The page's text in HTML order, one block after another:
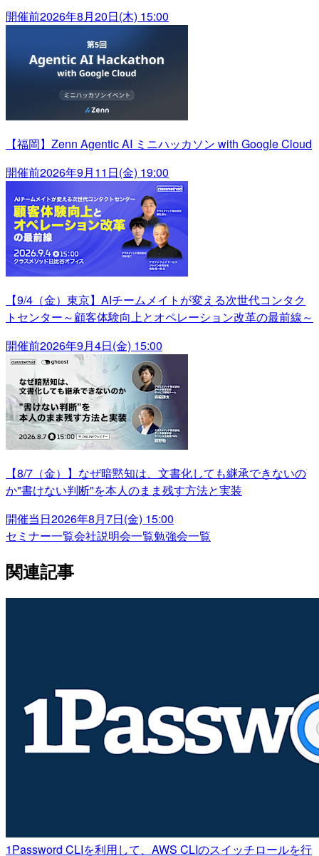
開催前2026年8月20日(木) 15:00
【福岡】Zenn Agentic AI ミニハッカソン with Google Cloud
開催前2026年9月11日(金) 19:00
【9/4（金）東京】AIチームメイトが変える次世代コンタク
トセンター～顧客体験向上とオペレーション改革の最前線～
開催前2026年9月4日(金) 15:00
【8/7（金）】なぜ暗黙知は、文書化しても継承できないの
か"書けない判断"を本人のまま残す方法と実装
開催当日2026年8月7日(金) 15:00
セミナー一覧会社説明会一覧勉強会一覧
関連記事
1Password CLIを利用して、AWS CLIのスイッチロールを行